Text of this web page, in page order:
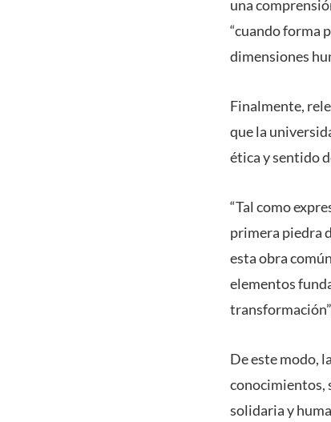
una
“cuando forma
dimensiones
Finalmente,
que la
ética y sentido
“Tal como
primera piedra
esta obra
elementos
De este modo,
conocimientos,
solidaria y